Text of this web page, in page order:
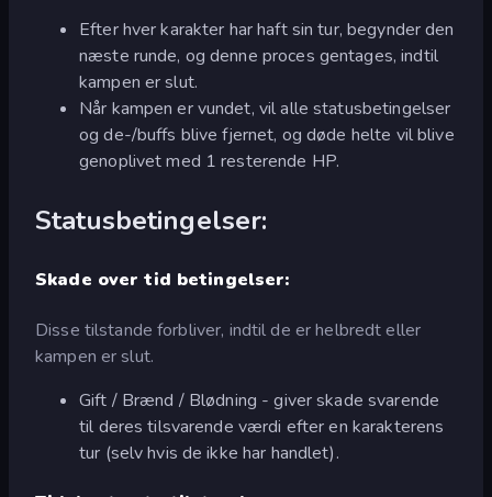
Efter hver karakter har haft sin tur, begynder den
næste runde, og denne proces gentages, indtil
kampen er slut.
Når kampen er vundet, vil alle statusbetingelser
og de-/buffs blive fjernet, og døde helte vil blive
genoplivet med 1 resterende HP.
Statusbetingelser:
Skade over tid betingelser:
Disse tilstande forbliver, indtil de er helbredt eller
kampen er slut.
Gift / Brænd / Blødning - giver skade svarende
til deres tilsvarende værdi efter en karakterens
tur (selv hvis de ikke har handlet).